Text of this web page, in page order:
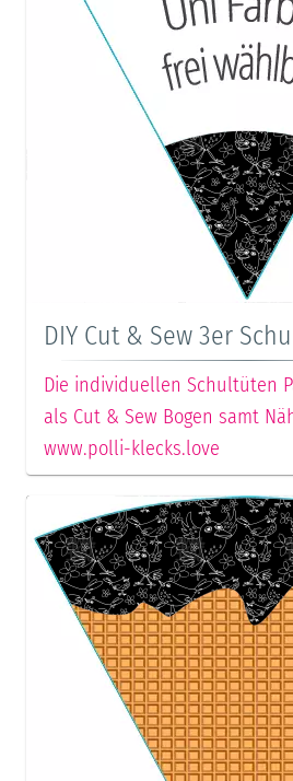
DIY Cut & Sew 3er
Die individuellen Schultüten
als Cut & Sew Bogen samt
www.polli-klecks.love